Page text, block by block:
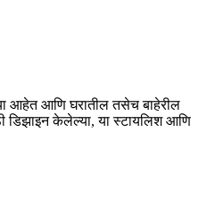
आहेत आणि घरातील तसेच बाहेरील
डिझाइन केलेल्या, या स्टायलिश आणि